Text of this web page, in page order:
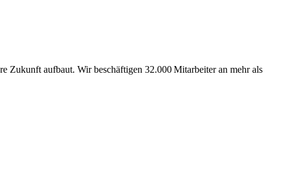
Zukunft aufbaut. Wir beschäftigen 32.000 Mitarbeiter an mehr als